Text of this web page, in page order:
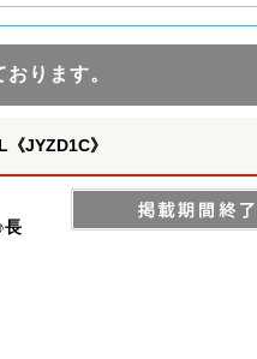
ります。
JYZD1C》
長